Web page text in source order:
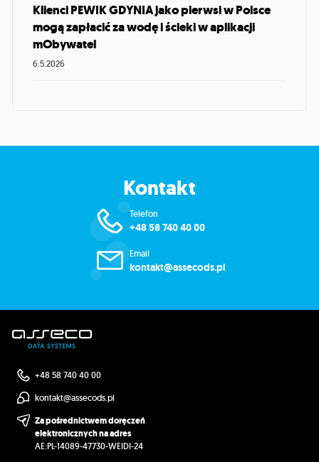
Klienci PEWIK GDYNIA jako pierwsi w Polsce
mogą zapłacić za wodę i ścieki w aplikacji
mObywatel
6.5.2026
Kontakt
Telefon
+48 58 740 40 00
Email
kontakt@assecods.pl
+48 58 740 40 00
kontakt@assecods.pl
Za pośrednictwem doręczeń
elektronicznych na adres
AE:PL-14089-47730-WEIDI-24